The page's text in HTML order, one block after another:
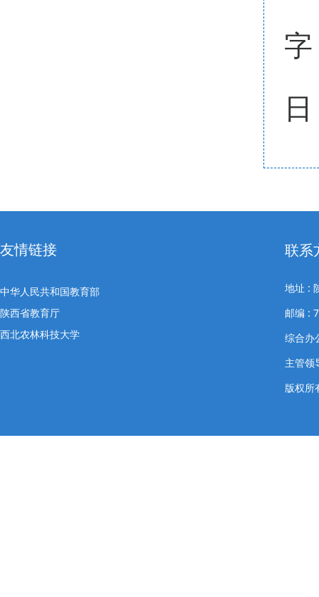
日
友情链接
中华人民共和国教育部
陕西省教育厅
西北农林科技大学
联系
地址 :
邮编 :
综合办
主管
版权